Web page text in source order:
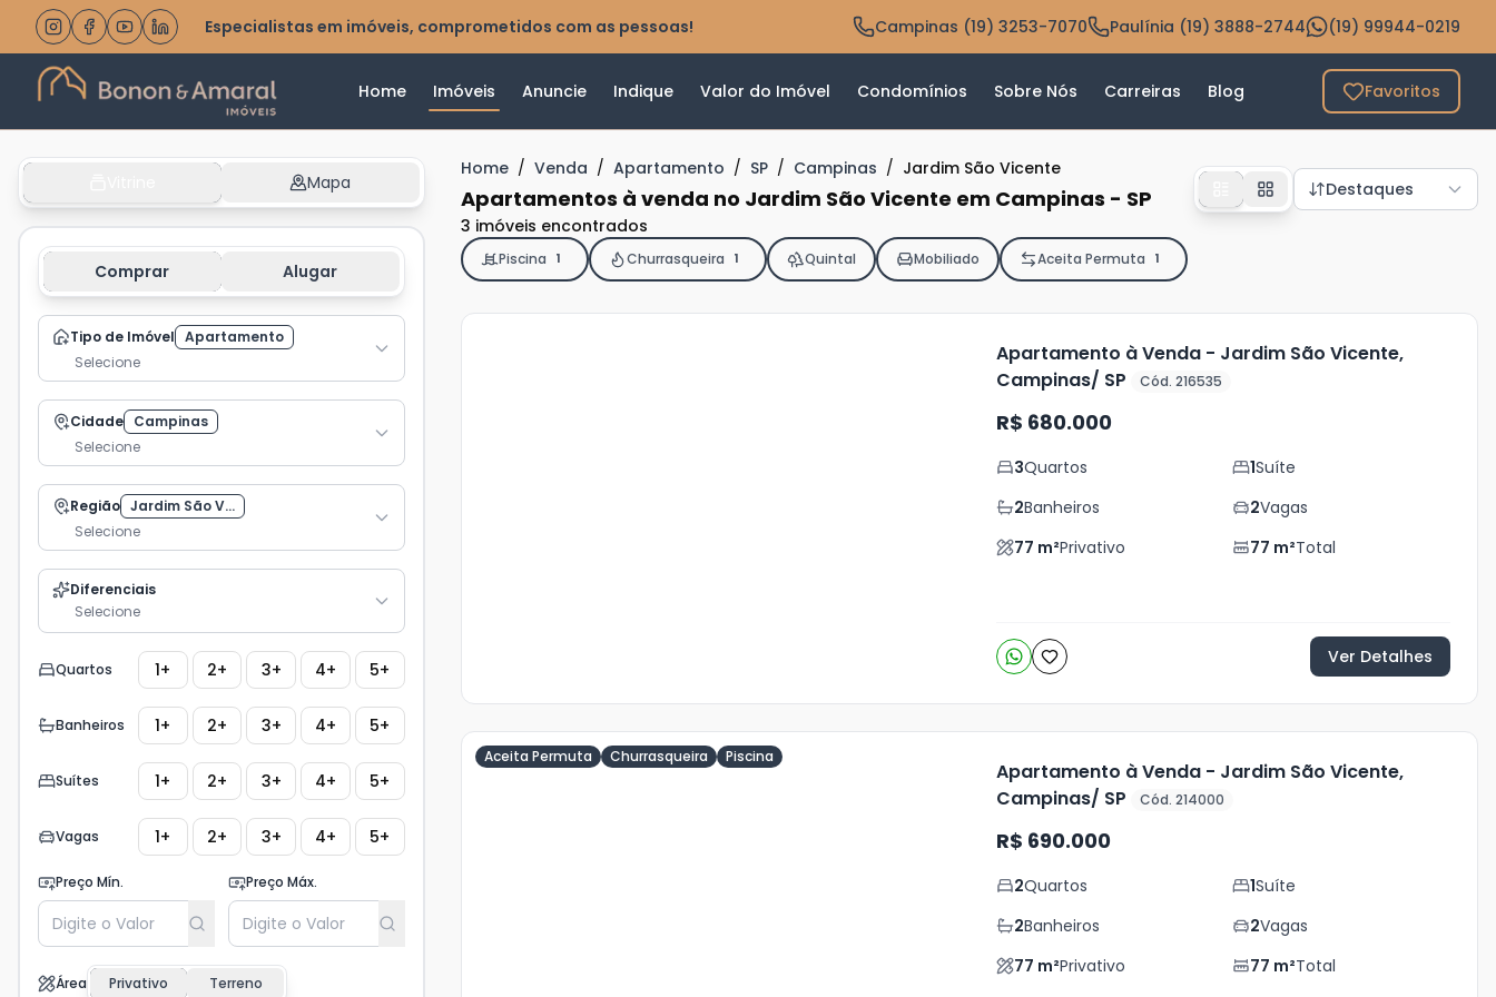
Especialistas em imóveis, comprometidos com as pessoas! Campinas (19) 3253-7070 Paulínia (19) 3888-2744 (19) 99944-0219
Home Imóveis Anuncie Indique Valor do Imóvel Condomínios Sobre Nós Carreiras Blog Favoritos
Mapa
Comprar Alugar
Tipo de Imóvel Apartamento
Selecione
Cidade Campinas
Selecione
Região Jardim São V...
Selecione
Diferenciais
Selecione
Quartos 1+ 2+ 3+ 4+ 5+
Banheiros 1+ 2+ 3+ 4+ 5+
Suítes 1+ 2+ 3+ 4+ 5+
Vagas 1+ 2+ 3+ 4+ 5+
Preço Mín. Preço Máx.
Área Privativo Terreno
Home / Venda / Apartamento / SP / Campinas / Jardim São Vicente
Apartamentos à venda no Jardim São Vicente em Campinas - SP
3 imóveis encontrados
Destaques
Piscina 1 Churrasqueira 1 Quintal Mobiliado Aceita Permuta 1
Apartamento à Venda - Jardim São Vicente,
Campinas/ SP
Cód. 216535
R$ 680.000
3Quartos 1Suíte
2Banheiros 2Vagas
77 m²Privativo 77 m²Total
Ver Detalhes
Aceita Permuta Churrasqueira Piscina
Apartamento à Venda - Jardim São Vicente,
Campinas/ SP
Cód. 214000
R$ 690.000
2Quartos 1Suíte
2Banheiros 2Vagas
77 m²Privativo 77 m²Total